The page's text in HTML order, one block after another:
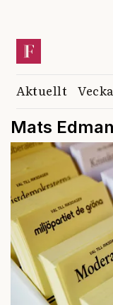
Aktuellt
Mats Edman